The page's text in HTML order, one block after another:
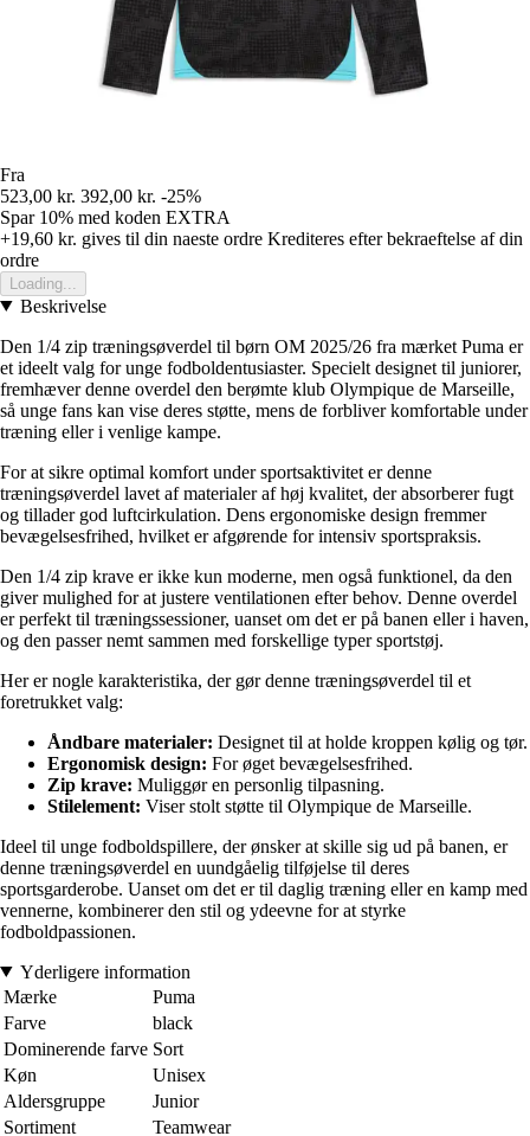
Fra
523,00 kr. 392,00 kr. -25%
Spar 10% med koden EXTRA
+19,60 kr. gives til din naeste ordre Krediteres efter bekraeftelse af din
ordre
Loading...
Beskrivelse
Den 1/4 zip træningsøverdel til børn OM 2025/26 fra mærket Puma er
et ideelt valg for unge fodboldentusiaster. Specielt designet til juniorer,
fremhæver denne overdel den berømte klub Olympique de Marseille,
så unge fans kan vise deres støtte, mens de forbliver komfortable under
træning eller i venlige kampe.
For at sikre optimal komfort under sportsaktivitet er denne
træningsøverdel lavet af materialer af høj kvalitet, der absorberer fugt
og tillader god luftcirkulation. Dens ergonomiske design fremmer
bevægelsesfrihed, hvilket er afgørende for intensiv sportspraksis.
Den 1/4 zip krave er ikke kun moderne, men også funktionel, da den
giver mulighed for at justere ventilationen efter behov. Denne overdel
er perfekt til træningssessioner, uanset om det er på banen eller i haven,
og den passer nemt sammen med forskellige typer sportstøj.
Her er nogle karakteristika, der gør denne træningsøverdel til et
foretrukket valg:
Åndbare materialer: Designet til at holde kroppen kølig og tør.
Ergonomisk design: For øget bevægelsesfrihed.
Zip krave: Muliggør en personlig tilpasning.
Stilelement: Viser stolt støtte til Olympique de Marseille.
Ideel til unge fodboldspillere, der ønsker at skille sig ud på banen, er
denne træningsøverdel en uundgåelig tilføjelse til deres
sportsgarderobe. Uanset om det er til daglig træning eller en kamp med
vennerne, kombinerer den stil og ydeevne for at styrke
fodboldpassionen.
Yderligere information
Mærke
Puma
Farve
black
Dominerende farve Sort
Køn
Unisex
Aldersgruppe
Junior
Sortiment
Teamwear